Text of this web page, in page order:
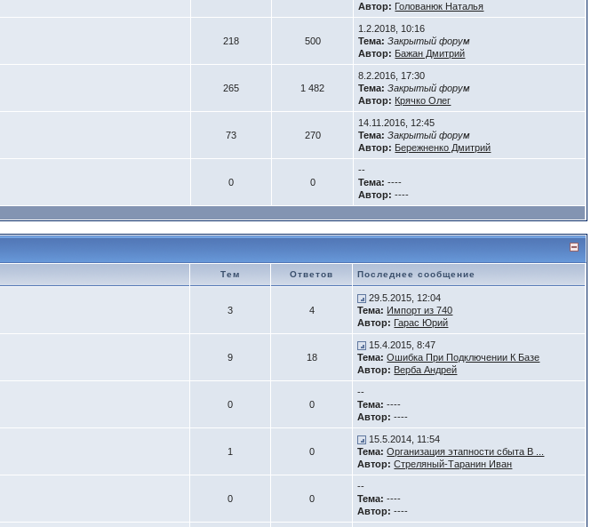
Автор: Голованюк Наталья
218 500
1.2.2018, 10:16
Тема: Закрытый форум
Автор: Бажан Дмитрий
265 1 482
8.2.2016, 17:30
Тема: Закрытый форум
Автор: Крячко Олег
73 270
14.11.2016, 12:45
Тема: Закрытый форум
Автор: Бережненко Дмитрий
0 0
--
Тема: ----
Автор: ----
Тем Ответов Последнее сообщение
3 4
29.5.2015, 12:04
Тема: Импорт из 740
Автор: Гарас Юрий
9 18
15.4.2015, 8:47
Тема: Ошибка При Подключении К Базе
Автор: Верба Андрей
0 0
--
Тема: ----
Автор: ----
1 0
15.5.2014, 11:54
Тема: Организация этапности сбыта В ...
Автор: Стреляный-Таранин Иван
0 0
--
Тема: ----
Автор: ----